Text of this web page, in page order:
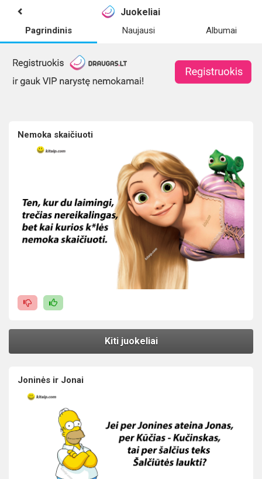
Juokeliai
Pagrindinis Naujausi Albumai
Nemoka skaičiuoti
Kiti juokeliai
Joninės ir Jonai